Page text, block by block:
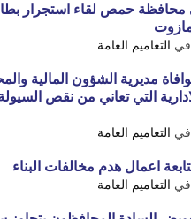
محافظة حمص لقاء استجرار
في التعاميم العامة
مديرية الشؤون المالية
التي تعاني من نقص
في التعاميم العامة
اعمال هدم مخالفات البناء
في التعاميم العامة